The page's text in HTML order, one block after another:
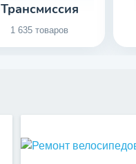
Трансмиссия
1 635 товаров